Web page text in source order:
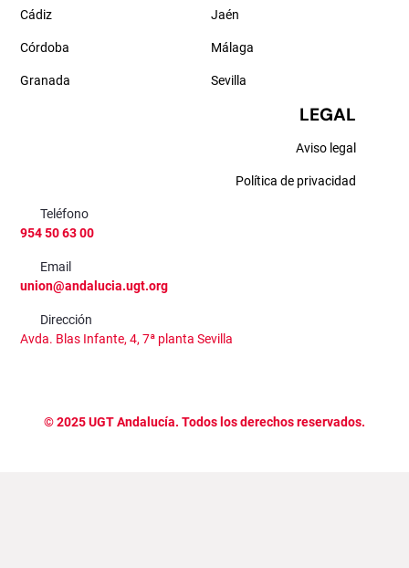
Cádiz
Córdoba
Granada
Jaén
Málaga
Sevilla
LEGAL
Aviso legal
Política de privacidad
Teléfono
954 50 63 00
Email
union@andalucia.ugt.org
Dirección
Avda. Blas Infante, 4, 7ª planta Sevilla
©2025UGT Andalucía. Todos los derechos reservados.